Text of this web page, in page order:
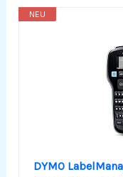
NEU
DYMO